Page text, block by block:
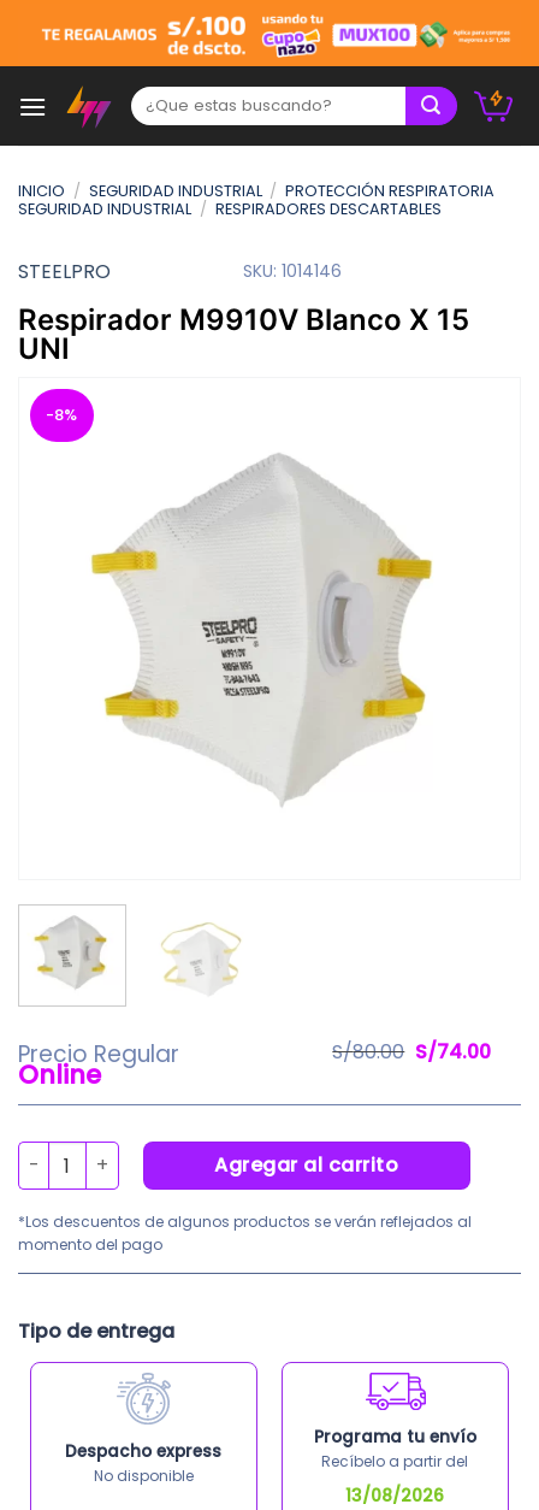
content
Buscar:
INICIO / SEGURIDAD INDUSTRIAL / PROTECCIÓN RESPIRATORIA
SEGURIDAD INDUSTRIAL / RESPIRADORES DESCARTABLES
STEELPRO SKU: 1014146
Respirador M9910V Blanco X 15
UNI
-8%
Precio Regular
Online
S/80.00 El
original
era:
S/74.00El
Respirador M9910V Blanco X 15 UNI cantidad
Agregar al carrito
*Los descuentos de algunos productos se verán reflejados al
momento del pago
Tipo de entrega
Despacho express
No disponible
Programa tu envío
Recíbelo a partir del
13/08/2026